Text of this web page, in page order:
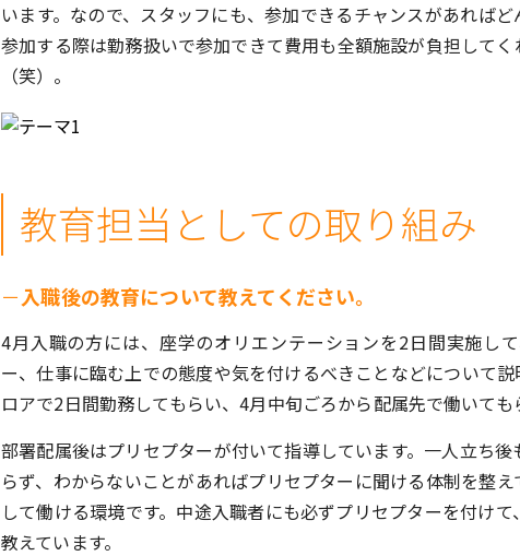
います。なので、スタッフにも、参加できるチャンスがあれば
参加する際は勤務扱いで参加できて費用も全額施設が負担して
（笑）。
教育担当としての取り組み
－入職後の教育について教えてください。
4月入職の方には、座学のオリエンテーションを2日間実施し
ー、仕事に臨む上での態度や気を付けるべきことなどについて
ロアで2日間勤務してもらい、4月中旬ごろから配属先で働いても
部署配属後はプリセプターが付いて指導しています。一人立ち
らず、わからないことがあればプリセプターに聞ける体制を整
して働ける環境です。中途入職者にも必ずプリセプターを付け
教えています。